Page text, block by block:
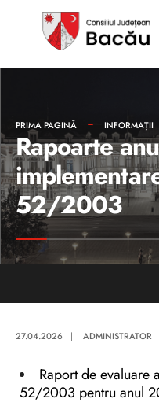
PRIMA PAGINĂ INFORMAȚII
Rapoarte
52/2003
27.04.2026 | ADMINISTRATOR
Raport de evaluare
52/2003 pentru anul